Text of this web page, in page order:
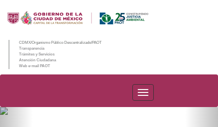
CDMX/Organismo Público Descentralizado/PAOT
Transparencia
Trámites y Servicios
Atención Ciudadana
Web e-mail PAOT
PAOT